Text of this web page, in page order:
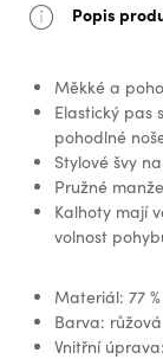
Popis
Měkké a
Elastický pas
pohodlné
Stylové švy
Pružné
Kalhoty mají
volnost
Materiál: 77
Barva: růžová
Vnitřní